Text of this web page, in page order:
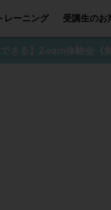
レーニング 受講生のお